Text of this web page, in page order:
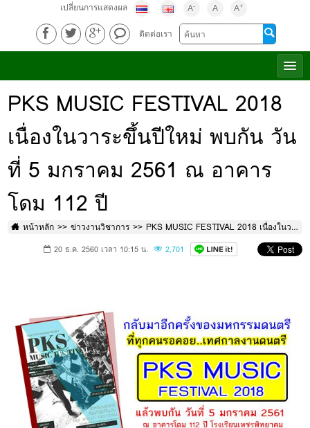
เปลี่ยนการแสดงผล
A- A A+
ติดต่อเรา
PKS MUSIC FESTIVAL 2018
เนื่องในวาระขึ้นปีใหม่ พบกัน วัน
ที่ 5 มกราคม 2561 ณ อาคาร
โดม 112 ปี
หน้าหลัก ข่าวงานวิชาการ PKS MUSIC FESTIVAL 2018 เนื่องในวาระขึ้นปีใหม่ พบกัน วันที่ 5 มกราคม 2561 ณ อาคารโดม 112 ปี
20 ธ.ค. 2560 เวลา 10:15 น. 2,701